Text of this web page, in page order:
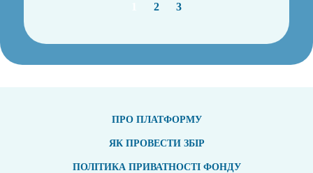
2 3
ПРО ПЛАТФОРМУ
ЯК ПРОВЕСТИ ЗБІР
ПОЛІТИКА ПРИВАТНОСТІ ФОНДУ